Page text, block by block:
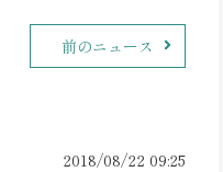
前のニュース
2018/08/22 09:25